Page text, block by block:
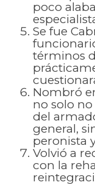
poco
Se fue
términos
Nombró
no solo
del
general,
peronista
Volvió a
con la